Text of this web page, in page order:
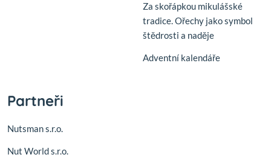
Za skořápkou mikulášské
tradice. Ořechy jako symbol
štědrosti a naděje
Adventní kalendáře
Partneři
Nutsman s.r.o.
Nut World s.r.o.